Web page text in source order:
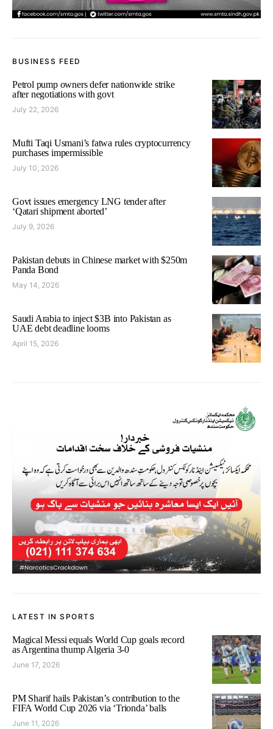
BUSINESS FEED
Petrol pump owners defer nationwide strike
after negotiations with govt
July 22, 2026
Mufti Taqi Usmani’s fatwa rules cryptocurrency
purchases impermissible
July 10, 2026
Govt issues emergency LNG tender after
‘Qatari shipment aborted’
July 9, 2026
Pakistan debuts in Chinese market with $250m
Panda Bond
May 14, 2026
Saudi Arabia to inject $3B into Pakistan as
UAE debt deadline looms
April 15, 2026
LATEST IN SPORTS
Magical Messi equals World Cup goals record
as Argentina thump Algeria 3-0
June 17, 2026
PM Sharif hails Pakistan’s contribution to the
FIFA World Cup 2026 via ‘Trionda’ balls
June 11, 2026